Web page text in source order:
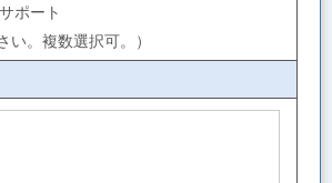
ポート
い。複数選択可。）